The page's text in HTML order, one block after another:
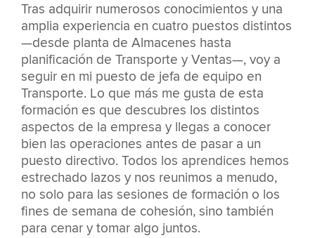
Tras adquirir numerosos conocimientos y una
amplia experiencia en cuatro puestos distintos
—desde planta de Almacenes hasta
planificación de Transporte y Ventas—, voy a
seguir en mi puesto de jefa de equipo en
Transporte. Lo que más me gusta de esta
formación es que descubres los distintos
aspectos de la empresa y llegas a conocer
bien las operaciones antes de pasar a un
puesto directivo. Todos los aprendices hemos
estrechado lazos y nos reunimos a menudo,
no solo para las sesiones de formación o los
fines de semana de cohesión, sino también
para cenar y tomar algo juntos.